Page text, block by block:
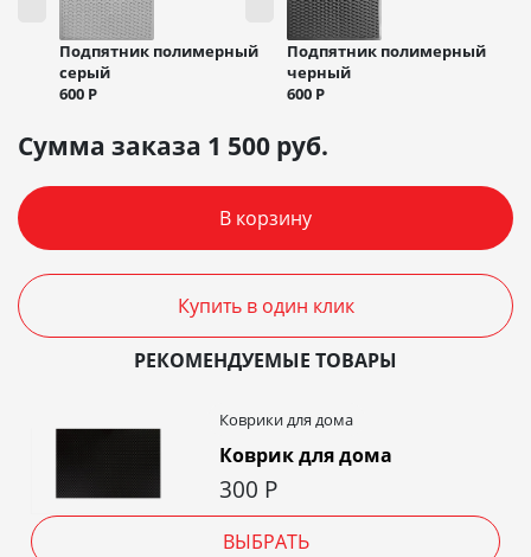
Подпятник полимерный
серый
600 Р
Подпятник полимерный
черный
600 Р
Сумма заказа 1 500 руб.
В корзину
Купить в один клик
РЕКОМЕНДУЕМЫЕ ТОВАРЫ
Коврики для дома
Коврик для дома
300 Р
ВЫБРАТЬ